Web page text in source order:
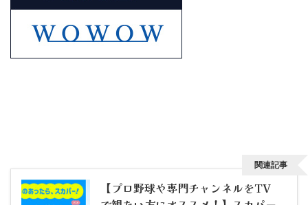
【プロ野球や専門チャンネルをTV
関連記事